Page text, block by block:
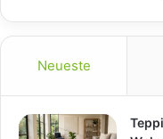
Neueste